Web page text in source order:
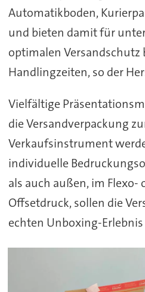
Automatikboden,
und bieten damit für
optimalen Versandschutz
Handlingzeiten, so der
Vielfältige
die Versandverpackung
Verkaufsinstrument
individuelle
als auch außen, im
Offsetdruck, sollen die
echten Unboxing-